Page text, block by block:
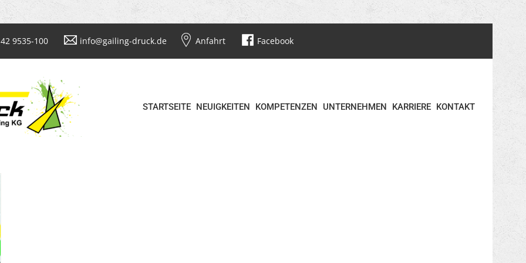
9535-100 info@gailing-druck.de Anfahrt Facebook
STARTSEITE NEUIGKEITEN KOMPETENZEN UNTERNEHMEN KARRIERE KONTAKT